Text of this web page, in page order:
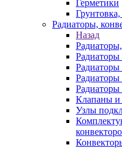
Герметики
Радиаторы,
Назад
Радиаторы
Радиаторы
Клапаны и
Узлы